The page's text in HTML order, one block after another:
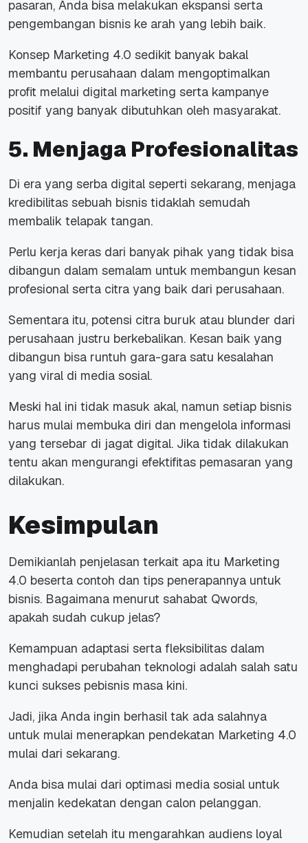
pasaran, Anda bisa melakukan ekspansi serta
pengembangan bisnis ke arah yang lebih baik.
Konsep Marketing 4.0 sedikit banyak bakal
membantu perusahaan dalam mengoptimalkan
profit melalui digital marketing serta kampanye
positif yang banyak dibutuhkan oleh masyarakat.
5. Menjaga Profesionalitas
Di era yang serba digital seperti sekarang, menjaga
kredibilitas sebuah bisnis tidaklah semudah
membalik telapak tangan.
Perlu kerja keras dari banyak pihak yang tidak bisa
dibangun dalam semalam untuk membangun kesan
profesional serta citra yang baik dari perusahaan.
Sementara itu, potensi citra buruk atau blunder dari
perusahaan justru berkebalikan. Kesan baik yang
dibangun bisa runtuh gara-gara satu kesalahan
yang viral di media sosial.
Meski hal ini tidak masuk akal, namun setiap bisnis
harus mulai membuka diri dan mengelola informasi
yang tersebar di jagat digital. Jika tidak dilakukan
tentu akan mengurangi efektifitas pemasaran yang
dilakukan.
Kesimpulan
Demikianlah penjelasan terkait apa itu Marketing
4.0 beserta contoh dan tips penerapannya untuk
bisnis. Bagaimana menurut sahabat Qwords,
apakah sudah cukup jelas?
Kemampuan adaptasi serta fleksibilitas dalam
menghadapi perubahan teknologi adalah salah satu
kunci sukses pebisnis masa kini.
Jadi, jika Anda ingin berhasil tak ada salahnya
untuk mulai menerapkan pendekatan Marketing 4.0
mulai dari sekarang.
Anda bisa mulai dari optimasi media sosial untuk
menjalin kedekatan dengan calon pelanggan.
Kemudian setelah itu mengarahkan audiens loyal